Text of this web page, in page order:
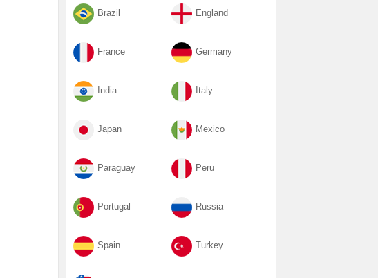
Brazil England
France Germany
India Italy
Japan Mexico
Paraguay Peru
Portugal Russia
Spain Turkey